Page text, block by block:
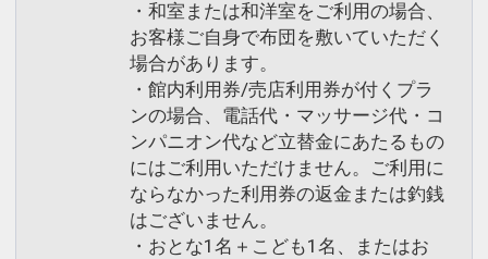
・和室または和洋室をご利用の場合、
お客様ご自身で布団を敷いていただく
場合があります。
・館内利用券/売店利用券が付くプラ
ンの場合、電話代・マッサージ代・コ
ンパニオン代など立替金にあたるもの
にはご利用いただけません。ご利用に
ならなかった利用券の返金または釣銭
はございません。
・おとな1名＋こども1名、またはお